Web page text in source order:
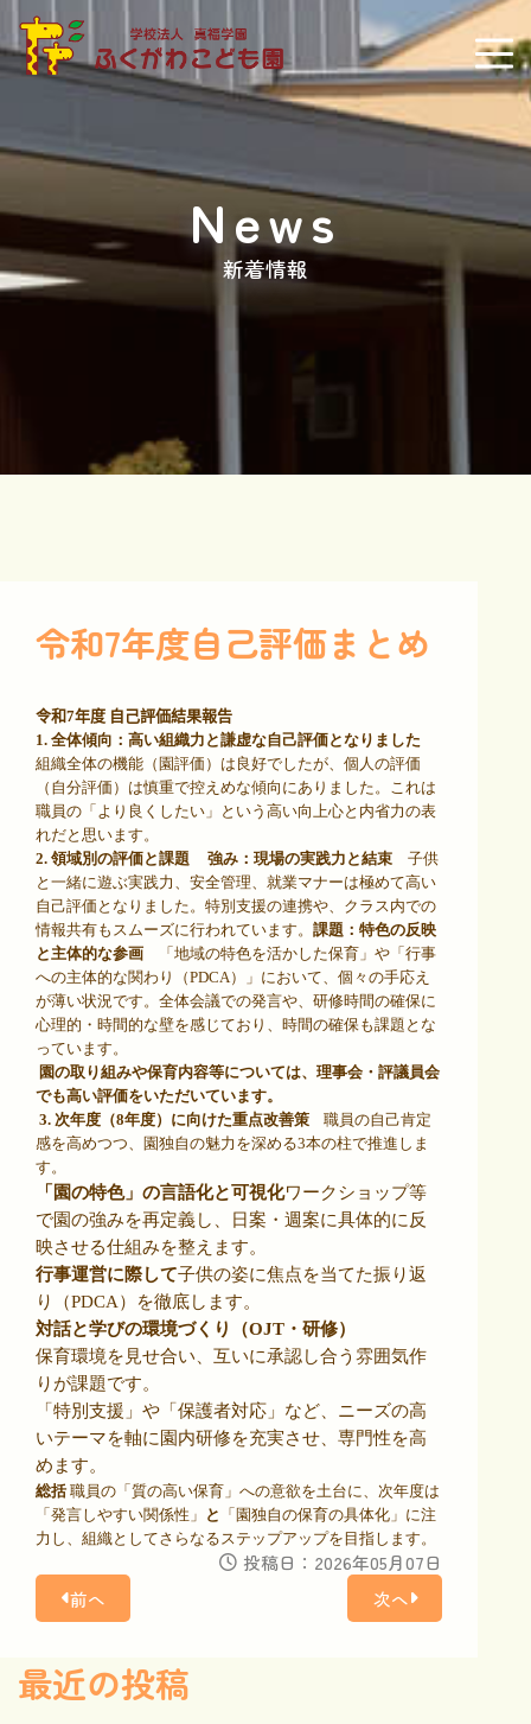
新着情報
News
令和7年度自己評価まとめ
令和7年度 自己評価結果報告
1. 全体傾向：高い組織力と謙虚な自己評価となりました
組織全体の機能（園評価）は良好でしたが、個人の評価
（自分評価）は慎重で控えめな傾向にありました。これは
職員の「より良くしたい」という高い向上心と内省力の表
れだと思います。
2. 領域別の評価と課題 強み：現場の実践力と結束 子供
と一緒に遊ぶ実践力、安全管理、就業マナーは極めて高い
自己評価となりました。特別支援の連携や、クラス内での
情報共有もスムーズに行われています。 課題：特色の反映
と主体的な参画 「地域の特色を活かした保育」や「行事
への主体的な関わり（PDCA）」において、個々の手応え
が薄い状況です。全体会議での発言や、研修時間の確保に
心理的・時間的な壁を感じており、時間の確保も課題とな
っています。
園の取り組みや保育内容等については、理事会・評議員会
でも高い評価をいただいています。
3. 次年度（8年度）に向けた重点改善策 職員の自己肯定
感を高めつつ、園独自の魅力を深める3本の柱で推進しま
す。
「園の特色」の言語化と可視化ワークショップ等
で園の強みを再定義し、日案・週案に具体的に反
映させる仕組みを整えます。
行事運営に際して子供の姿に焦点を当てた振り返
り（PDCA）を徹底します。
対話と学びの環境づくり（OJT ・研修）
保育環境を見せ合い、互いに承認し合う雰囲気作
りが課題です。
「特別支援」や「保護者対応」など、ニーズの高
いテーマを軸に園内研修を充実させ、専門性を高
めます。
総括職員の「質の高い保育」への意欲を土台に、次年度は
「発言しやすい関係性」 と 「園独自の保育の具体化」に注
力し、組織としてさらなるステップアップを目指します。
投稿日：2026年05月07日
前へ
次へ
最近の投稿